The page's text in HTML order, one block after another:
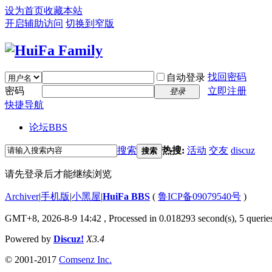
设为首页收藏本站
开启辅助访问 切换到窄版
自动登录 找回密码
密码
登录
立即注册
快捷导航
论坛BBS
搜索 搜索 热搜: 活动 交友 discuz
请先登录后才能继续浏览
Archiver|手机版|小黑屋|HuiFa BBS ( 鲁ICP备09079540号 )
GMT+8, 2026-8-9 14:42 , Processed in 0.018293 second(s), 5
Powered by Discuz! X3.4
© 2001-2017 Comsenz Inc.